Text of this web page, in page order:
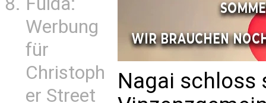
Werbung
für
Christoph
er Street
Nagai schloss